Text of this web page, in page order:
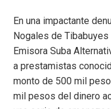
En una impactante
Nogales de
Emisora Suba
a prestamistas
monto de 500 mil
mil pesos del dinero